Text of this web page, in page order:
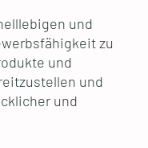
und
zu
und
und
und